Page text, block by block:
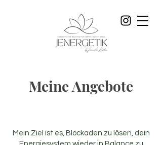
Meine Angebote
Mein Ziel ist es, Blockaden zu lösen, dein